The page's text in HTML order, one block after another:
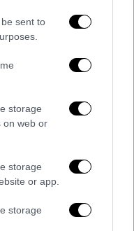
sent to
storage
on web or
storage
or app.
storage
αίτια του
του οδηγού
δική σας ευθύνη. Το
σχόλια θα